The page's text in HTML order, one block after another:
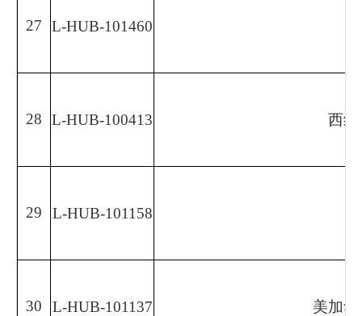
27 L-HUB-101460
28 L-HUB-100413 西
29 L-HUB-101158
30 L-HUB-101137 美加